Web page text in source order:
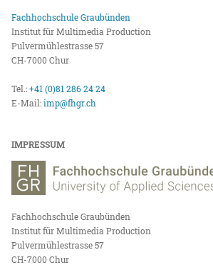
Fachhochschule Graubünden
Institut für Multimedia Production
Pulvermühlestrasse 57
CH-7000 Chur
Tel.:+41 (0)81 286 24 24
E-Mail:imp@fhgr.ch
IMPRESSUM
Fachhochschule Graubünden
Institut für Multimedia Production
Pulvermühlestrasse 57
CH-7000 Chur